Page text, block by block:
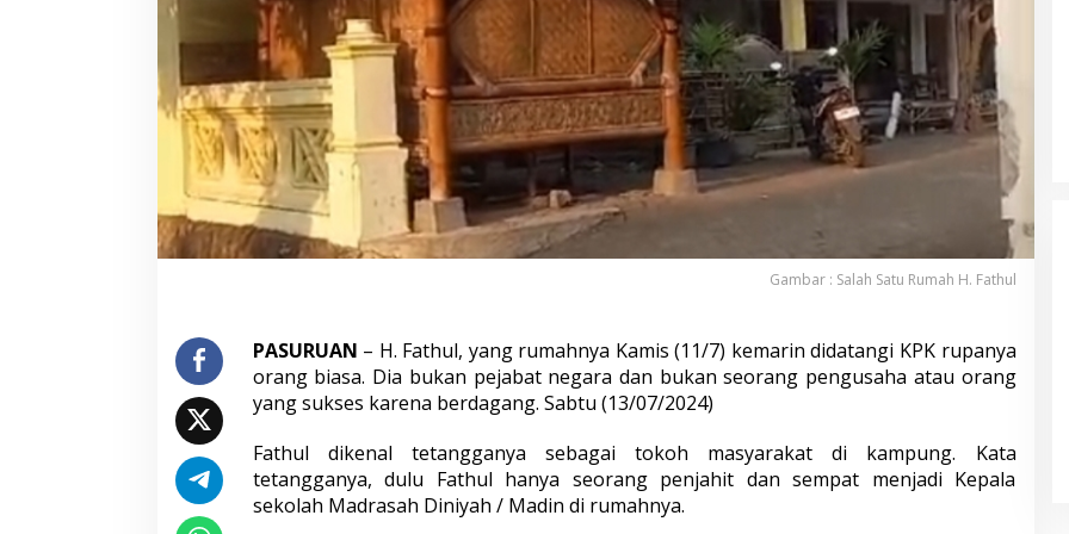
l
u
n
y
a
P
e
n
a
h
i
t
t
e
a
K
e
n
Gambar : Salah Satu Rumah H. Fathul
PASURUAN – H. Fathul, yang rumahnya Kamis (11/7) kemarin didatangi KPK rupanya
orang biasa. Dia bukan pejabat negara dan bukan seorang pengusaha atau orang
yang sukses karena berdagang. Sabtu (13/07/2024)
Fathul dikenal tetangganya sebagai tokoh masyarakat di kampung. Kata
tetangganya, dulu Fathul hanya seorang penjahit dan sempat menjadi Kepala
sekolah Madrasah Diniyah / Madin di rumahnya.
Calon Bupati Nobar di Halaman